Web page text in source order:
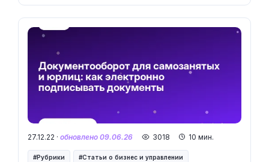
27.12.22 · обновлено 09.06.26 3018 10 мин.
Рубрики Статьи о бизнес и управлении